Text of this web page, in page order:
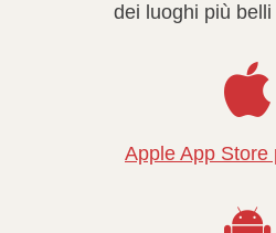
dei luoghi più
Apple App Store